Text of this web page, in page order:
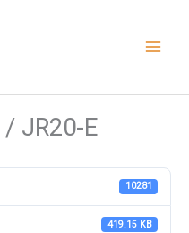
/ JR20-E
10281
419.15 KB